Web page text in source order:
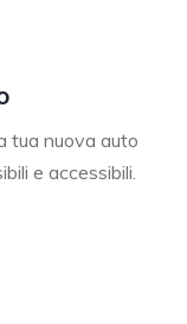
tua nuova auto
e accessibili.